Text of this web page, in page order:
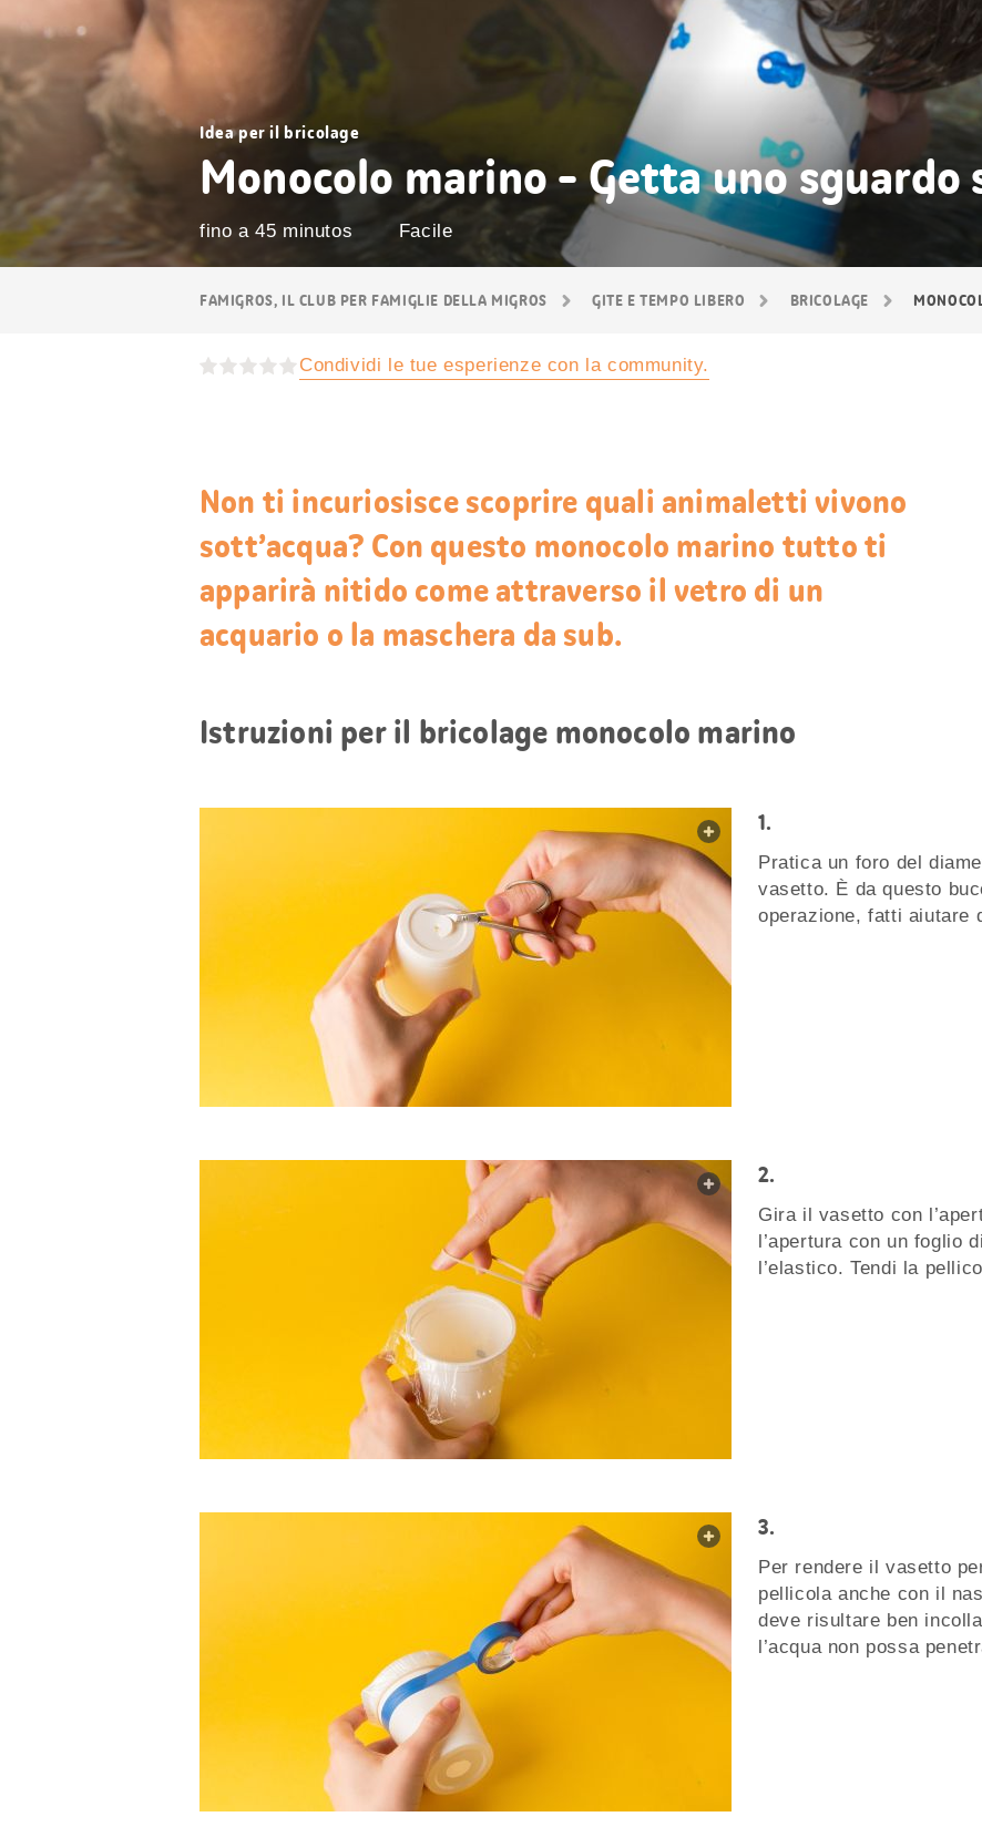
FAMIGROS, IL CLUB PER FAMIGLIE DELLA MIGROS GITE E TEMPO LIBERO BRICOLAGE
Condividi le tue esperienze con la community.
Idea per il bricolage
Monocolo marino - Getta uno sguardo
fino a 45 minutos Facile
Non ti incuriosisce scoprire quali animaletti vivono
sott’acqua? Con questo monocolo marino tutto ti
apparirà nitido come attraverso il vetro di un
acquario o la maschera da sub.
Istruzioni per il bricolage monocolo marino
web.lightbox.openLink
Pratica un foro del
vasetto. È da questo
operazione, fatti aiutare
web.lightbox.openLink
Gira il vasetto con
l’apertura con un foglio
l’elastico. Tendi la
web.lightbox.openLink
Per rendere il vasetto
pellicola anche con il
deve risultare ben
l’acqua non possa